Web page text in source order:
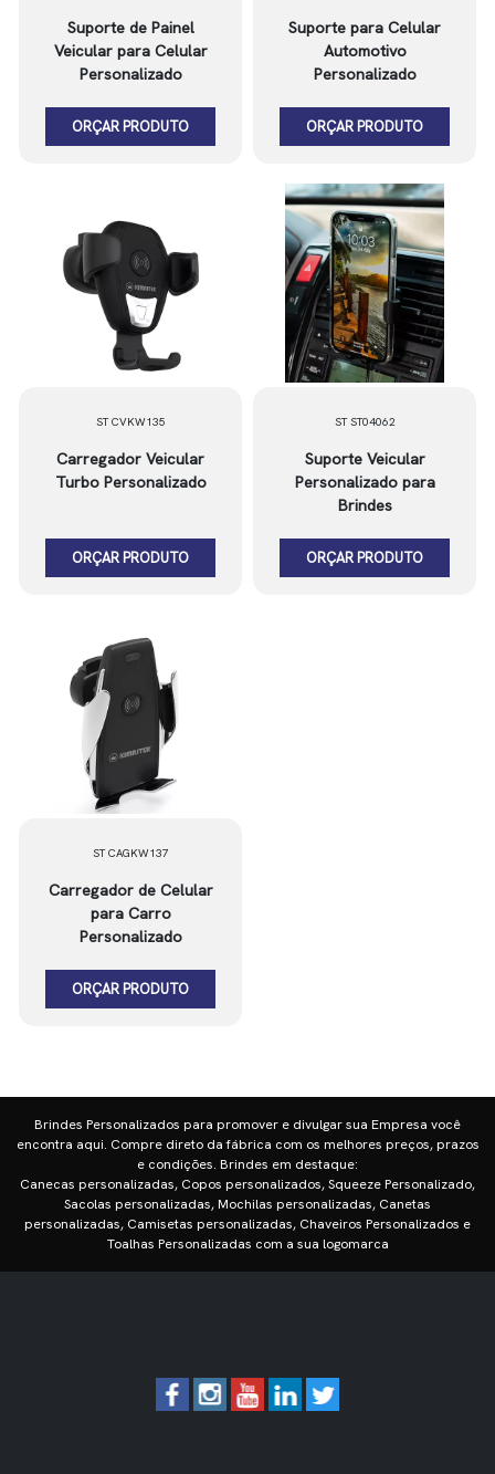
Suporte de Painel
Veicular para Celular
Personalizado
ORÇAR PRODUTO
Suporte para Celular
Automotivo
Personalizado
ORÇAR PRODUTO
ST CVKW135
Carregador Veicular
Turbo Personalizado
ORÇAR PRODUTO
ST ST04062
Suporte Veicular
Personalizado para
Brindes
ORÇAR PRODUTO
ST CAGKW137
Carregador de Celular
para Carro
Personalizado
ORÇAR PRODUTO
Brindes Personalizados para promover e divulgar sua Empresa você
encontra aqui. Compre direto da fábrica com os melhores preços, prazos
e condições. Brindes em destaque:
Canecas personalizadas, Copos personalizados, Squeeze Personalizado,
Sacolas personalizadas, Mochilas personalizadas, Canetas
personalizadas, Camisetas personalizadas, Chaveiros Personalizados e
Toalhas Personalizadas com a sua logomarca